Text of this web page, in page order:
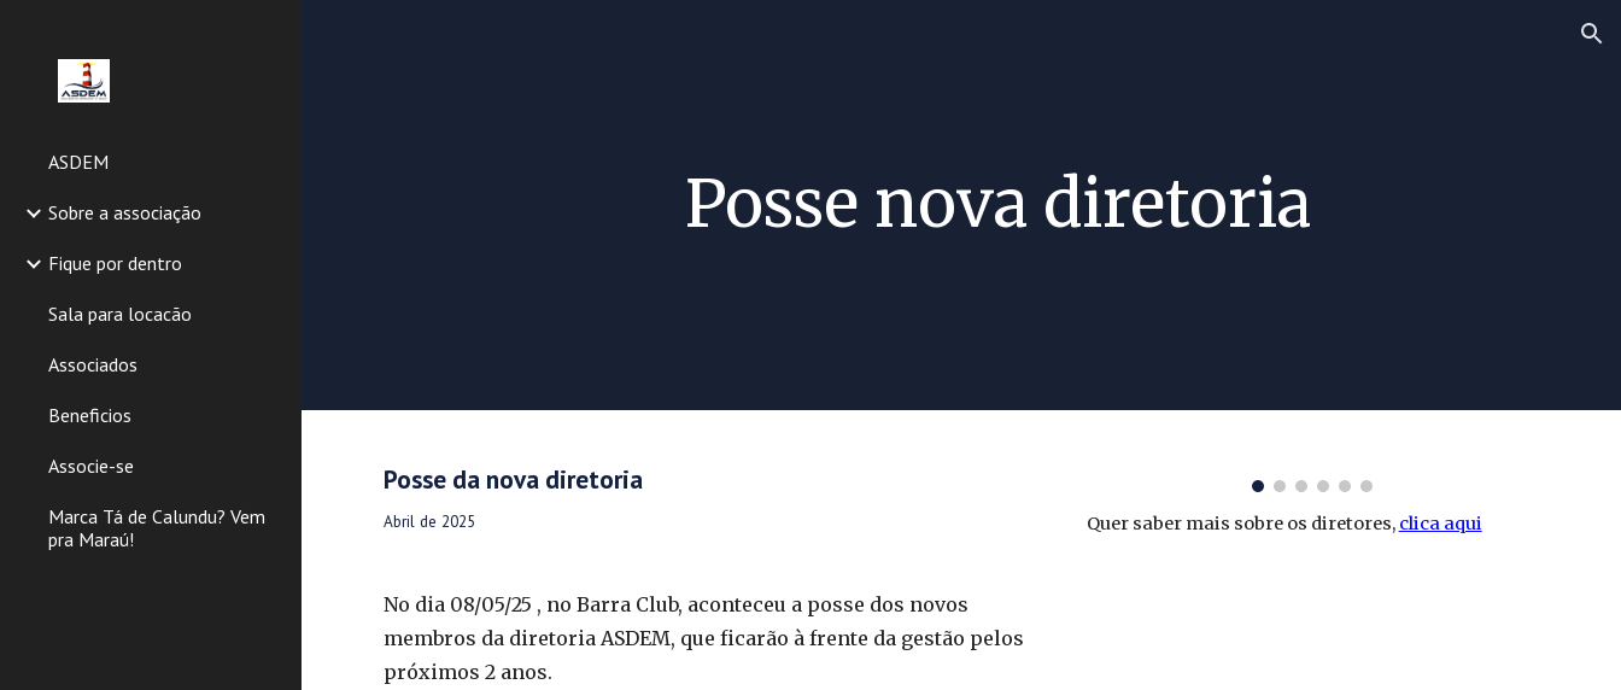
ASDEM
Sobre a associação
Fique por dentro
Sala para locacão
Associados
Beneficios
Associe-se
Marca Tá de Calundu? Vem
pra Maraú!
Posse nova diretoria
Posse da nova diretoria
Abril de 2025
No dia 08/05/25 , no Barra Club, aconteceu a posse dos novos
membros da diretoria ASDEM, que ficarão à frente da gestão pelos
próximos 2 anos.
Quer saber mais sobre os diretores, clica aqui